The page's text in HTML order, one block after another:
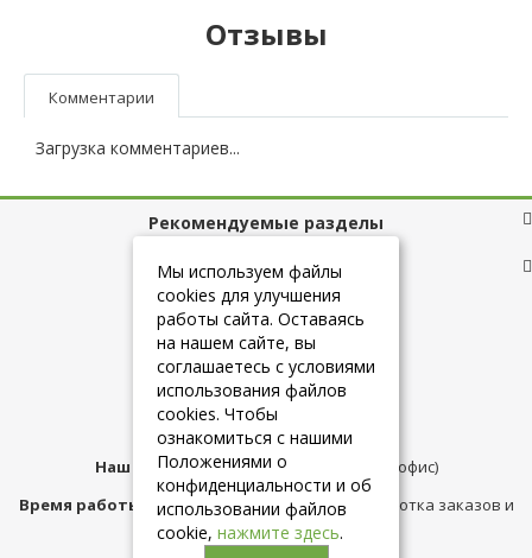
Отзывы
Комментарии
Загрузка комментариев...
Рекомендуемые разделы
Полезные ссылки
+7 (925) 084-10-60
Наш адрес:Москва,ул.Плещеева д.12 (офис)
Время работы магазина:с 10:00 до 21:00 (обработка заказов и
консультация)
Мы используем файлы
cookies для улучшения
работы сайта. Оставаясь
на нашем сайте, вы
соглашаетесь с условиями
использования файлов
cookies. Чтобы
ознакомиться с нашими
Положениями о
конфиденциальности и об
использовании файлов
cookie, нажмите здесь.